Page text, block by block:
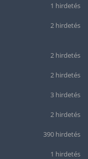
1 hirdetés
2 hirdetés
2 hirdetés
2 hirdetés
3 hirdetés
2 hirdetés
390 hirdetés
1 hirdetés